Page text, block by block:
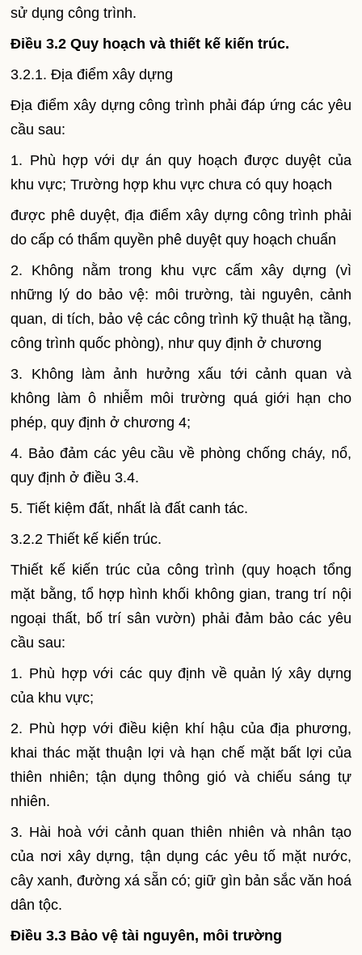
sử dụng công trình.
Điều 3.2 Quy hoạch và thiết kế kiến trúc.
3.2.1. Địa điểm xây dựng
Địa điểm xây dựng công trình phải đáp ứng các yêu
cầu sau:
1. Phù hợp với dự án quy hoạch được duyệt của
khu vực; Trường hợp khu vực chưa có quy hoạch
được phê duyệt, địa điểm xây dựng công trình phải
do cấp có thẩm quyền phê duyệt quy hoạch chuẩn
2. Không nằm trong khu vực cấm xây dựng (vì
những lý do bảo vệ: môi trường, tài nguyên, cảnh
quan, di tích, bảo vệ các công trình kỹ thuật hạ tầng,
công trình quốc phòng), như quy định ở chương
3. Không làm ảnh hưởng xấu tới cảnh quan và
không làm ô nhiễm môi trường quá giới hạn cho
phép, quy định ở chương 4;
4. Bảo đảm các yêu cầu về phòng chống cháy, nổ,
quy định ở điều 3.4.
5. Tiết kiệm đất, nhất là đất canh tác.
3.2.2 Thiết kế kiến trúc.
Thiết kế kiến trúc của công trình (quy hoạch tổng
mặt bằng, tổ hợp hình khối không gian, trang trí nội
ngoại thất, bố trí sân vườn) phải đảm bảo các yêu
cầu sau:
1. Phù hợp với các quy định về quản lý xây dựng
của khu vực;
2. Phù hợp với điều kiện khí hậu của địa phương,
khai thác mặt thuận lợi và hạn chế mặt bất lợi của
thiên nhiên; tận dụng thông gió và chiếu sáng tự
nhiên.
3. Hài hoà với cảnh quan thiên nhiên và nhân tạo
của nơi xây dựng, tận dụng các yêu tố mặt nước,
cây xanh, đường xá sẵn có; giữ gìn bản sắc văn hoá
dân tộc.
Điều 3.3 Bảo vệ tài nguyên, môi trường